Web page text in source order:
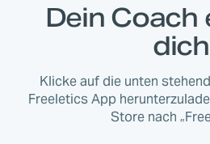
Dein
dich
Klicke auf die unten
Freeletics App
Store nach